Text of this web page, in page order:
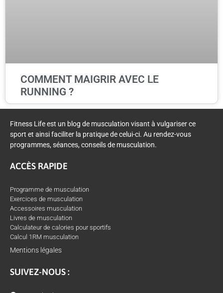
COMMENT MAIGRIR AVEC LE
RUNNING ?
Fitness Life est un blog de musculation visant à vulgariser ce
sport et ainsi faciliter la pratique de celui-ci. Au rendez-vous
programmes, séances, conseils de musculation.
ACCÈS RAPIDE
Programme de musculation
Exercices de musculation
Accessoires musculation
Livres de musculation
Calculateur de calories pour sportifs
Calcul 1RM musculation
Mentions légales
SUIVEZ-NOUS :